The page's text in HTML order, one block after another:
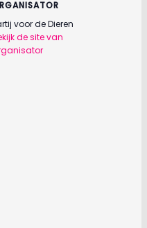
voor de Dieren
de site van